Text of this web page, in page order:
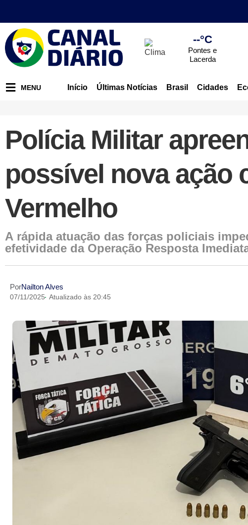
--°C
Pontes e
Lacerda
MENU Início Últimas Notícias Brasil Cidades
Polícia Militar
possível nova ação
Vermelho
A rápida atuação das forças policiais
efetividade da Operação Resposta
PorNailton Alves
07/11/2025 Atualizado às 20:45